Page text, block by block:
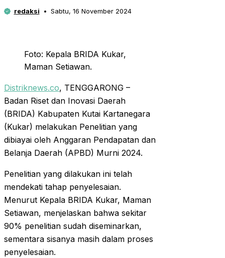
redaksi Sabtu, 16 November 2024
Foto: Kepala BRIDA Kukar,
Maman Setiawan.
Distriknews.co, TENGGARONG –
Badan Riset dan Inovasi Daerah
(BRIDA) Kabupaten Kutai Kartanegara
(Kukar) melakukan Penelitian yang
dibiayai oleh Anggaran Pendapatan dan
Belanja Daerah (APBD) Murni 2024.
Penelitian yang dilakukan ini telah
mendekati tahap penyelesaian.
Menurut Kepala BRIDA Kukar, Maman
Setiawan, menjelaskan bahwa sekitar
90% penelitian sudah diseminarkan,
sementara sisanya masih dalam proses
penyelesaian.